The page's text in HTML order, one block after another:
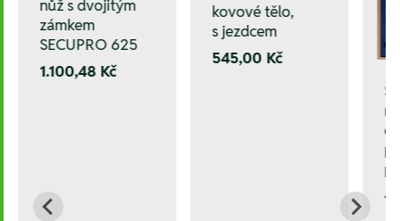
nůž s dvojitým
zámkem
SECUPRO 625
1.100,48 Kč
kovové tělo,
s jezdcem
545,00 Kč
--